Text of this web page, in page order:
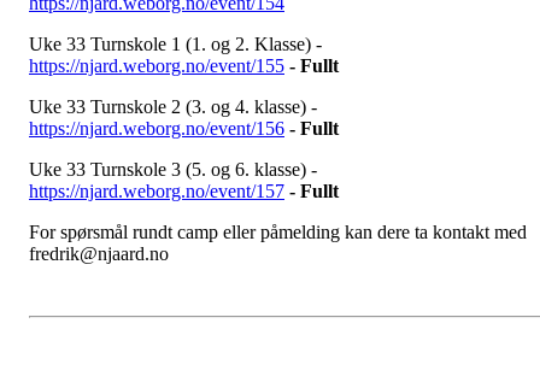
Uke 33 Turnskole 1 (1. og 2. Klasse) -
https://njard.weborg.no/event/155 - Fullt
Uke 33 Turnskole 2 (3. og 4. klasse) -
https://njard.weborg.no/event/156 - Fullt
Uke 33 Turnskole 3 (5. og 6. klasse) -
https://njard.weborg.no/event/157 - Fullt
For spørsmål rundt camp eller påmelding kan dere ta kontakt med
fredrik@njaard.no